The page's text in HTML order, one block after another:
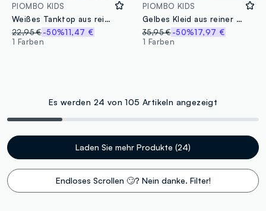
PIOMBO KIDS
Weißes Tanktop aus reiner Baumwolle mit bestickten Rüschen
22,95 €-50%11,47 €
1 Farben
PIOMBO KIDS
Gelbes Kleid aus reiner Baumwolle mit Stickereien
35,95 € -50%17,97 €
1 Farben
Es werden 24 von 105 Artikeln angezeigt
Laden Sie mehr Produkte (24)
Endloses Scrollen 🙄? Nein danke. Filter!